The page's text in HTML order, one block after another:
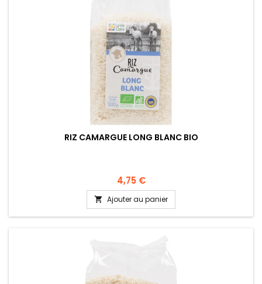
RIZ CAMARGUE LONG BLANC BIO
4,75 €
 Ajouter au panier